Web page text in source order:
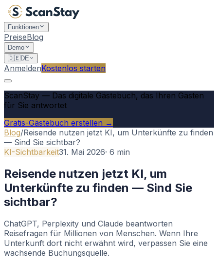
Funktionen
PreiseBlog
Demo
🇩🇪DE
AnmeldenKostenlos starten
ScanStay — Das digitale Gästebuch, das Ihren Gästen
für Sie antwortet
Gratis-Gästebuch erstellen →
Blog/Reisende nutzen jetzt KI, um Unterkünfte zu finden
— Sind Sie sichtbar?
KI-Sichtbarkeit31. Mai 2026· 6 min
Reisende nutzen jetzt KI, um
Unterkünfte zu finden — Sind Sie
sichtbar?
ChatGPT, Perplexity und Claude beantworten
Reisefragen für Millionen von Menschen. Wenn Ihre
Unterkunft dort nicht erwähnt wird, verpassen Sie eine
wachsende Buchungsquelle.